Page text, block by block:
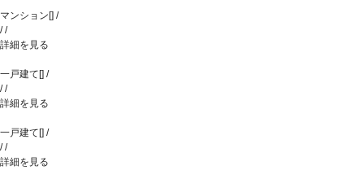
マンション [] /
//
詳細を見る
一戸建て [] /
//
詳細を見る
一戸建て [] /
//
詳細を見る